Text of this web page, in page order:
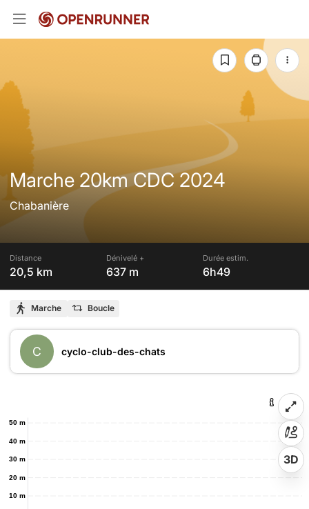
Marche 20km CDC 2024
Chabanière
Distance
20,5 km
Dénivelé +
637 m
Durée estim.
6h49
Marche Boucle
C cyclo-club-des-chats
10 m
20 m
30 m
40 m
50 m
3D